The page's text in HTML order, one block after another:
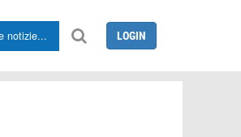
LOGIN